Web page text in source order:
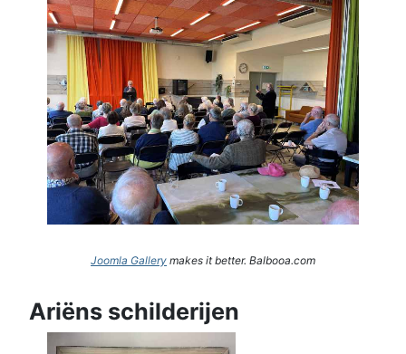
Joomla Gallery makes it better. Balbooa.com
Ariëns schilderijen